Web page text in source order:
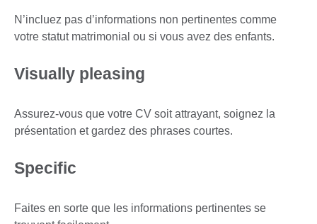
N’incluez pas d’informations non pertinentes comme
votre statut matrimonial ou si vous avez des enfants.
Visually pleasing
Assurez-vous que votre CV soit attrayant, soignez la
présentation et gardez des phrases courtes.
Specific
Faites en sorte que les informations pertinentes se